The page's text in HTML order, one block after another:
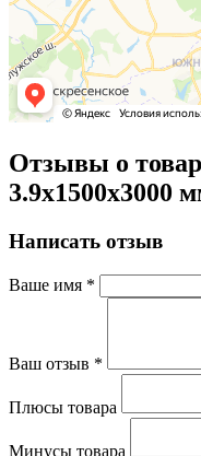
Отзывы о
3.9х1500х3000
Написать отзыв
Ваше имя *
Ваш отзыв *
Плюсы товара
Минусы товара